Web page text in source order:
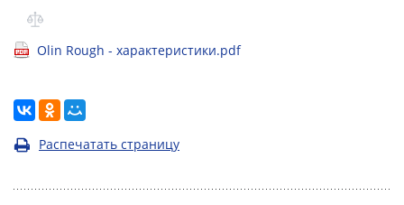
Olin Rough - характеристики.pdf
Распечатать страницу